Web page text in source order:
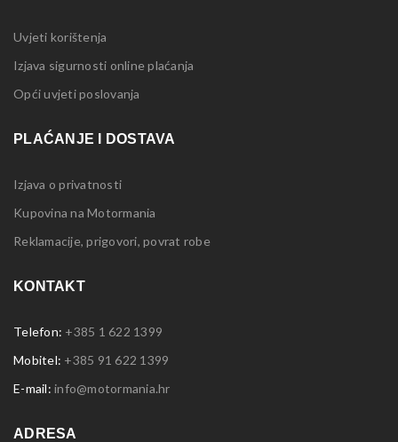
Uvjeti korištenja
Izjava sigurnosti online plaćanja
Opći uvjeti poslovanja
PLAĆANJE I DOSTAVA
Izjava o privatnosti
Kupovina na Motormania
Reklamacije, prigovori, povrat robe
KONTAKT
Telefon: +385 1 622 1399
Mobitel: +385 91 622 1399
E-mail: info@motormania.hr
ADRESA